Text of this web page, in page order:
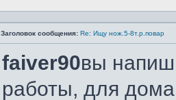
Заголовок сообщения: Re: Ищу нож.5-8т.р.повар
faiver90вы
работы, для